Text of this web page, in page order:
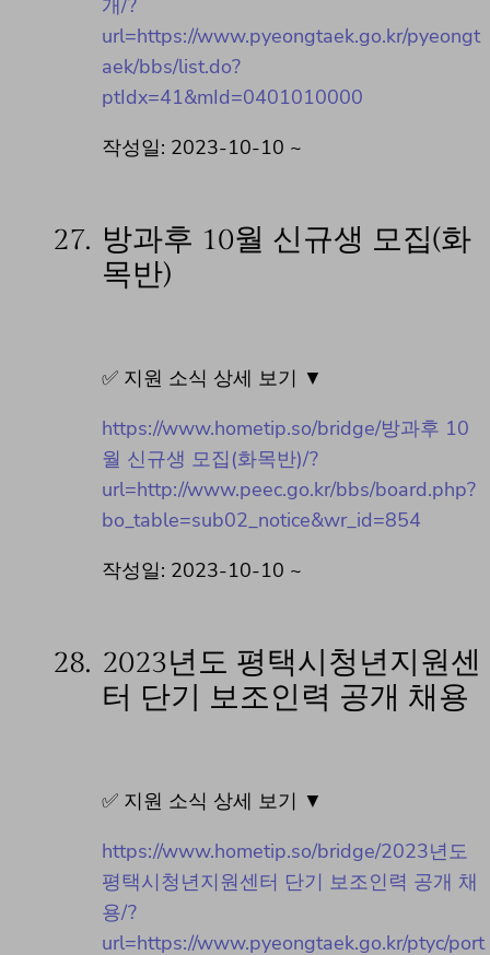
url=https://www.pyeongtaek.go.kr/pyeongt
aek/bbs/list.do?
ptIdx=41&mId=0401010000
작성일: 2023-10-10 ~
27. 방과후 10월 신규생 모집(화
목반)
✅ 지원 소식 상세 보기 ▼
https://www.hometip.so/bridge/방과후 10
월 신규생 모집(화목반)/?
url=http://www.peec.go.kr/bbs/board.php?
bo_table=sub02_notice&wr_id=854
작성일: 2023-10-10 ~
28. 2023년도 평택시청년지원센
터 단기 보조인력 공개 채용
✅ 지원 소식 상세 보기 ▼
https://www.hometip.so/bridge/2023년도
평택시청년지원센터 단기 보조인력 공개 채
용/?
url=https://www.pyeongtaek.go.kr/ptyc/port